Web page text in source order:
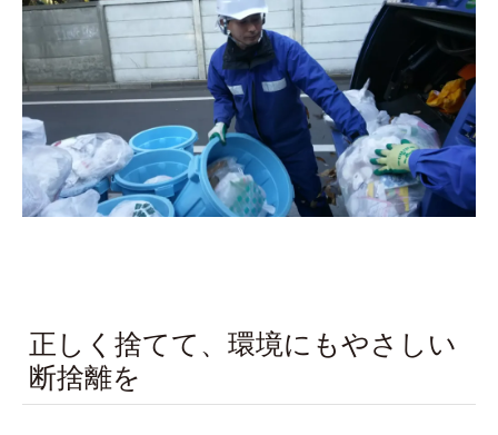
正しく捨てて、環境にもやさしい
断捨離を